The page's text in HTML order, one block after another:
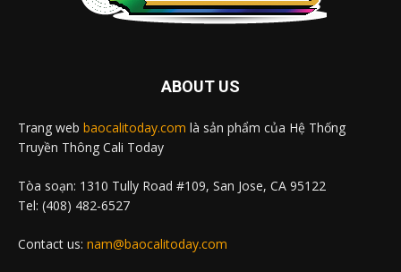
ABOUT US
Trang web baocalitoday.com là sản phẩm của Hệ Thống
Truyền Thông Cali Today
Tòa soạn: 1310 Tully Road #109, San Jose, CA 95122
Tel: (408) 482-6527
Contact us: nam@baocalitoday.com